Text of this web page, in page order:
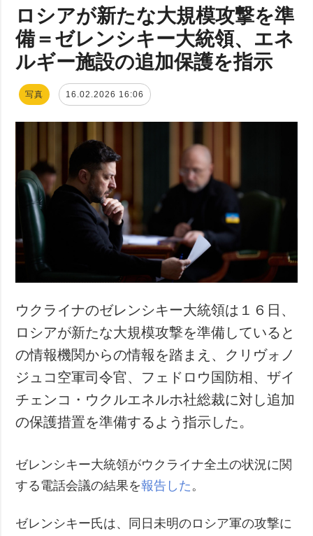
ロシアが新たな大規模攻撃を準
備＝ゼレンシキー大統領、エネ
ルギー施設の追加保護を指示
写真 16.02.2026 16:06
ウクライナのゼレンシキー大統領は１６日、
ロシアが新たな大規模攻撃を準備していると
の情報機関からの情報を踏まえ、クリヴォノ
ジュコ空軍司令官、フェドロウ国防相、ザイ
チェンコ・ウクルエネルホ社総裁に対し追加
の保護措置を準備するよう指示した。
ゼレンシキー大統領がウクライナ全土の状況に関
する電話会議の結果を報告した。
ゼレンシキー氏は、同日未明のロシア軍の攻撃に